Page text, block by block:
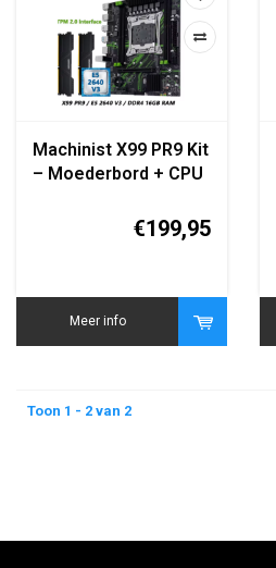
Machinist X99 PR9 Kit
– Moederbord + CPU
2666 (2x8GB)€199,95
Meer info
Toon 1 - 2 van 2